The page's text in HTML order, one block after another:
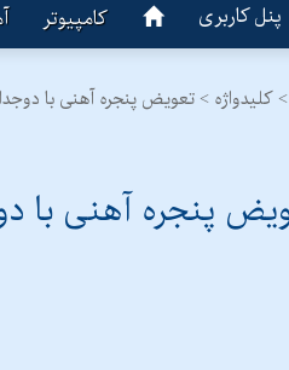
پنل کاربری کامپیوتر
کلیدواژه > تعویض پنجره آهنی با
پنجره آهنی با